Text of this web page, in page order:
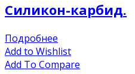
Силикон-карбид.
Подробнее
Add to Wishlist
Add To Compare